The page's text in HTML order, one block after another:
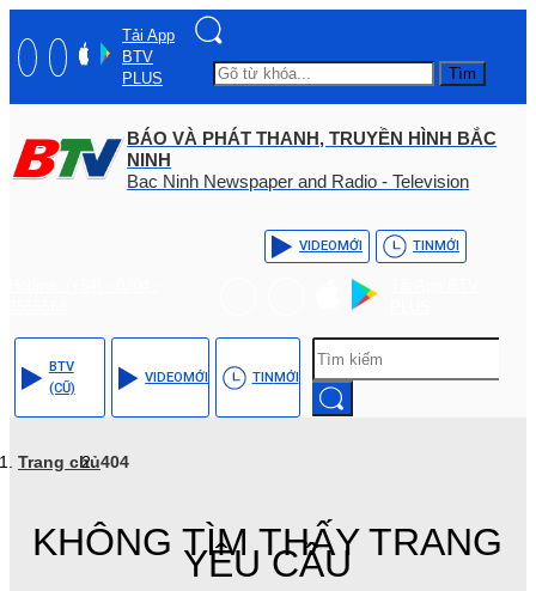
Tải App
BTV
PLUS
Tìm
BÁO VÀ PHÁT THANH, TRUYỀN HÌNH BẮC
NINH
Bac Ninh Newspaper and Radio - Television
VIDEOMỚI TINMỚI
BTV
(CŨ)
VIDEOMỚI TINMỚI
Trang chủ404
KHÔNG TÌM THẤY TRANG
YÊU CẦU